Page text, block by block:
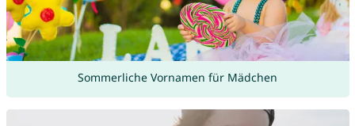
Sommerliche Vornamen für Mädchen